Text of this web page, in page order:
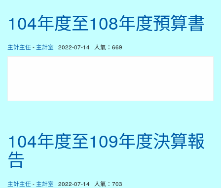
104年度至108年度預算書
主計主任- 主計室 | 2022-07-14 | 人氣：669
104年度至109年度決算報
告
主計主任- 主計室 | 2022-07-14 | 人氣：703